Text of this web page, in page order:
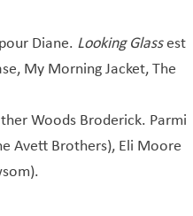
Diane. Looking Glassest
My Morning Jacket, The
Woods Broderick. Parmi
Avett Brothers), Eli Moore